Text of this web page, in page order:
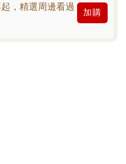
，精選周邊看過
加購